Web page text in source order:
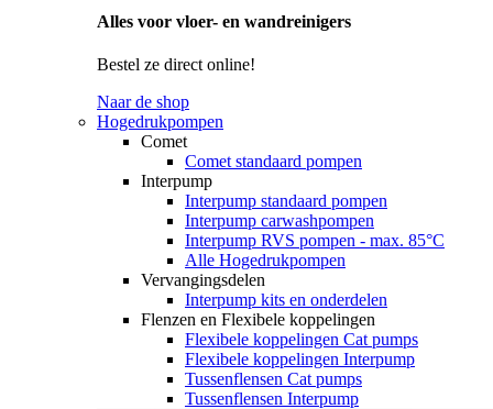
Alles voor vloer- en wandreinigers
Bestel ze direct online!
Naar de shop
Hogedrukpompen
Comet
Comet standaard pompen
Interpump
Interpump standaard pompen
Interpump carwashpompen
Interpump RVS pompen - max. 85°C
Alle Hogedrukpompen
Vervangingsdelen
Interpump kits en onderdelen
Flenzen en Flexibele koppelingen
Flexibele koppelingen Cat pumps
Flexibele koppelingen Interpump
Tussenflensen Cat pumps
Tussenflensen Interpump